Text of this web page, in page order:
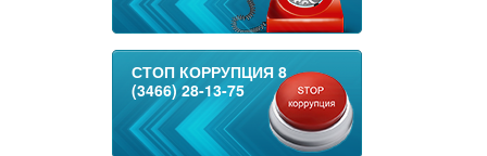
СТОП КОРРУПЦИЯ 8
(3466) 28-13-75